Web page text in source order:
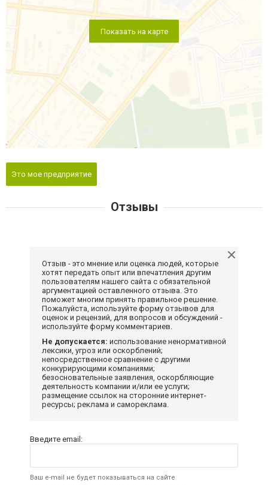
Показать на карте
Это мое предприятие
Отзывы
Отзыв - это мнение или оценка людей, которые
хотят передать опыт или впечатления другим
пользователям нашего сайта с обязательной
аргументацией оставленного отзыва. Это
поможет многим принять правильное решение.
Пожалуйста, используйте форму отзывов для
оценок и рецензий, для вопросов и обсуждений -
используйте форму комментариев.
Не допускается: использование ненормативной
лексики, угроз или оскорблений;
непосредственное сравнение с другими
конкурирующими компаниями;
безосновательные заявления, оскорбляющие
деятельность компании и/или ее услуги;
размещение ссылок на сторонние интернет-
ресурсы; реклама и самореклама.
Введите email:
Ваш e-mail не будет показываться на сайте